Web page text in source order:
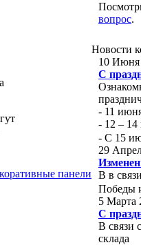
панели
вопрос.
Новости
10 Июня
С
- 11
- 12 –
- С 15
29
В в
Победы
5 Марта
С
В связи
склада